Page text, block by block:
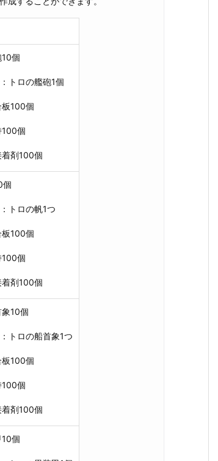
個
トロの艦砲1個
100個
100個
剤100個
個
トロの帆1つ
100個
100個
剤100個
10個
トロの船首象1つ
100個
100個
剤100個
個